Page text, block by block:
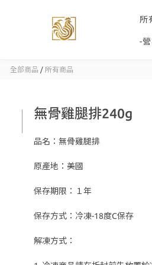
所
-
全部商品 / 所有商品
無骨雞腿排240g
品名：無骨雞腿排
原產地：美國
保存期限：１年
保存方式：冷凍-18度C保存
解凍方式：